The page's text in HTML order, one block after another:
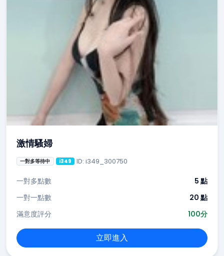
激情騷婦
一對多等待中 i349 ID: i349_300750
一對多點數
5 點
一對一點數
20 點
滿意度評分
100分
立即進入